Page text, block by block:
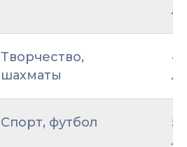
Творчество,
шахматы
Спорт, футбол